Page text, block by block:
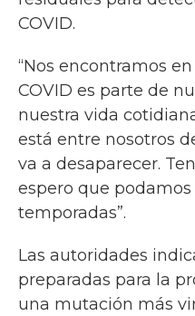
COVID.
“Nos encontramos
COVID es parte de
nuestra vida
está entre nosotros
va a desaparecer.
espero que
temporadas”.
Las autoridades
preparadas para la
una mutación más